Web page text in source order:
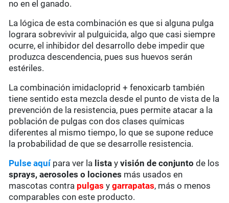
no en el ganado.
La lógica de esta combinación es que si alguna pulga
lograra sobrevivir al pulguicida, algo que casi siempre
ocurre, el inhibidor del desarrollo debe impedir que
produzca descendencia, pues sus huevos serán
estériles.
La combinación imidacloprid + fenoxicarb también
tiene sentido esta mezcla desde el punto de vista de la
prevención de la resistencia, pues permite atacar a la
población de pulgas con dos clases químicas
diferentes al mismo tiempo, lo que se supone reduce
la probabilidad de que se desarrolle resistencia.
Pulse aquípara ver la lista yvisión de conjunto de los
sprays, aerosoles o lociones más usados en
mascotas contra pulgas ygarrapatas, más o menos
comparables con este producto.